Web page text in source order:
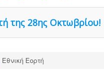
της 28ης Οκτωβρίου!
Εθνική Εορτή